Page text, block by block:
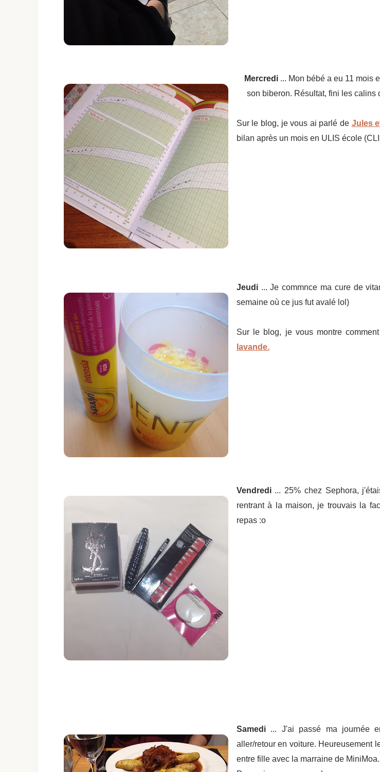
Mercredi... Mon bébé a eu 11 mois
son biberon. Résultat, fini les calins
Sur le blog, je vous ai parlé de Jules
bilan après un mois en ULIS école
Jeudi... Je commnce ma cure de
semaine où ce jus fut avalé lol)
Sur le blog, je vous montre
lavande.
Vendredi... 25% chez Sephora,
rentrant à la maison, je trouvais la
repas :o
Samedi... J'ai passé ma journée
aller/retour en voiture. Heureusement
entre fille avec la marraine de MiniMoa.